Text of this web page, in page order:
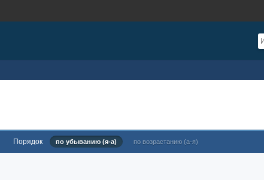
Порядок по убыванию (я-а) по возрастанию (а-я)